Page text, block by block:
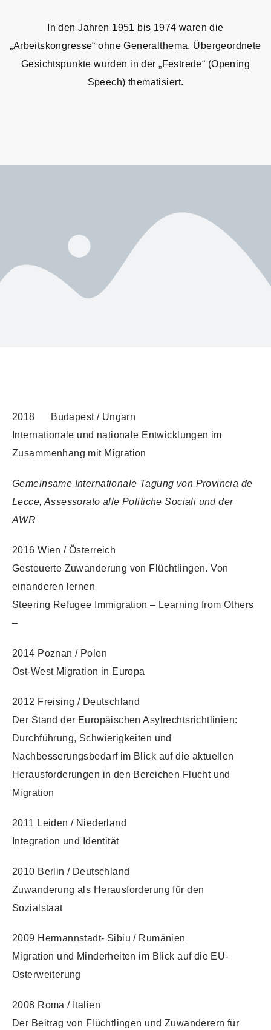
In den Jahren 1951 bis 1974 waren die
„Arbeitskongresse“ ohne Generalthema. Übergeordnete
Gesichtspunkte wurden in der „Festrede“ (Opening
Speech) thematisiert.
2018 Budapest / Ungarn
Internationale und nationale Entwicklungen im
Zusammenhang mit Migration
Gemeinsame Internationale Tagung von Provincia de
Lecce, Assessorato alle Politiche Sociali und der
AWR
2016 Wien / Österreich
Gesteuerte Zuwanderung von Flüchtlingen. Von
einanderen lernen
Steering Refugee Immigration – Learning from Others
–
2014 Poznan / Polen
Ost-West Migration in Europa
2012 Freising / Deutschland
Der Stand der Europäischen Asylrechtsrichtlinien:
Durchführung, Schwierigkeiten und
Nachbesserungsbedarf im Blick auf die aktuellen
Herausforderungen in den Bereichen Flucht und
Migration
2011 Leiden / Niederland
Integration und Identität
2010 Berlin / Deutschland
Zuwanderung als Herausforderung für den
Sozialstaat
2009 Hermannstadt- Sibiu / Rumänien
Migration und Minderheiten im Blick auf die EU-
Osterweiterung
2008 Roma / Italien
Der Beitrag von Flüchtlingen und Zuwanderern für